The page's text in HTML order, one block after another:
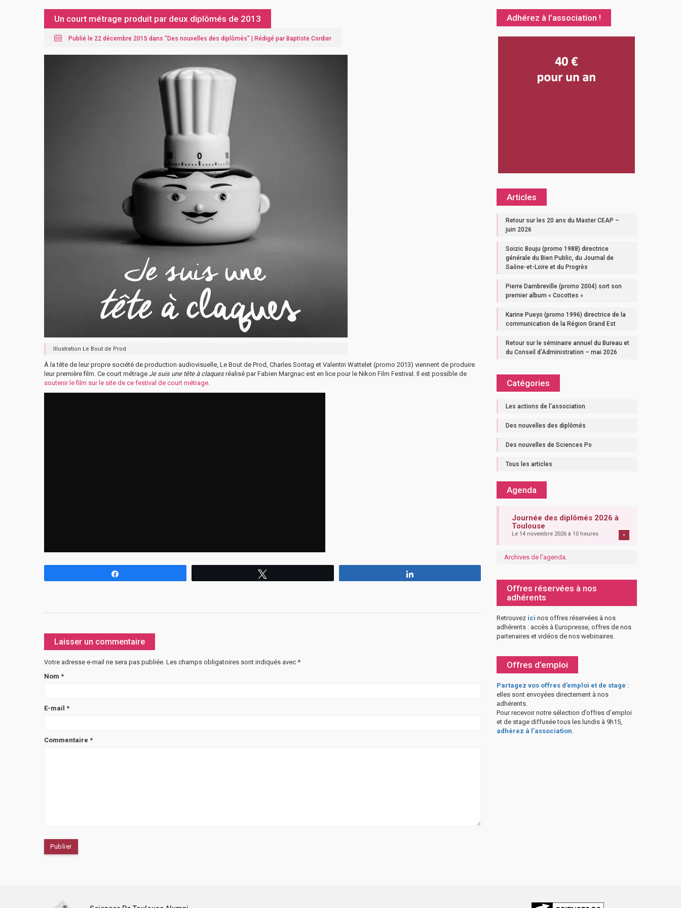
Un court métrage produit par deux diplômés de 2013
Publié le 22 décembre 2015 dans "Des nouvelles des diplômés" | Rédigé par Baptiste Cordier
Illustration Le Bout de Prod
À la tête de leur propre société de production audiovisuelle, Le Bout de Prod, Charles Sontag et Valentin Wattelet (promo 2013) viennent de produire
leur première film. Ce court métrage Je suis une tête à claquesréalisé par Fabien Margnac est en lice pour le Nikon Film Festival. Il est possible de
soutenir le film sur le site de ce festival de court métrage
Laisser un commentaire
Votre adresse e-mail ne sera pas publiée. Les champs obligatoires sont indiqués avec *
Nom *
E-mail *
Commentaire *
Adhérez à l’association !
Articles
Retour sur les 20 ans du Master CEAP –
juin 2026
Soizic Bouju (promo 1988) directrice
générale du Bien Public, du Journal de
Saône-et-Loire et du Progrès
Pierre Dambreville (promo 2004) sort son
premier album « Cocottes »
Karine Pueyo (promo 1996) directrice de la
communication de la Région Grand Est
Retour sur le séminaire annuel du Bureau et
du Conseil d’Administration – mai 2026
Catégories
Les actions de l'association
Des nouvelles des diplômés
Des nouvelles de Sciences Po
Tous les articles
Agenda
Journée des diplômés 2026 à
Toulouse
Le 14 novembre 2026 à 10 heures +
Archives de l'agenda.
Offres réservées à nos
adhérents
Retrouvez ici nos offres réservées à nos
adhérents : accès à Europresse, offres de nos
partenaires et vidéos de nos webinaires.
Offres d’emploi
Partagez vos offres d’emploi et de stage :
elles sont envoyées directement à nos
adhérents.
Pour recevoir notre sélection d’offres d’emploi
et de stage diffusée tous les lundis à 9h15,
adhérez à l’association.